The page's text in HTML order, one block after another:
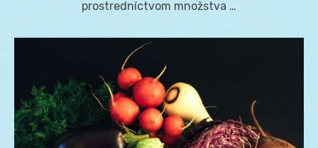
prostredníctvom množstva …